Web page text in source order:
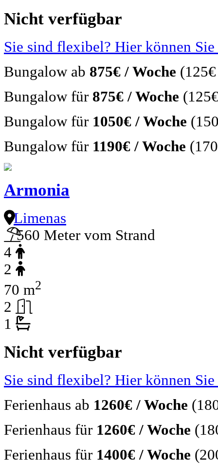
Nicht verfügbar
Sie sind flexibel? Hier können
Bungalow ab 875€ / Woche
Bungalow für 875€ / Woche
Bungalow für 1050€ / Woche
Bungalow für 1190€ / Woche
Armonia
Limenas
560 Meter vom Strand
4
2
70 m2
2
1
Nicht verfügbar
Sie sind flexibel? Hier können
Ferienhaus ab 1260€ / Woche
Ferienhaus für 1260€ / Woche
Ferienhaus für 1400€ / Woche